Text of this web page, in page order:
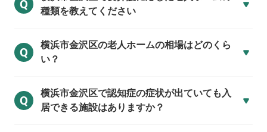
Q
種類を教えてください
Q
横浜市金沢区の老人ホームの相場はどのくら
い？
Q
横浜市金沢区で認知症の症状が出ていても入
居できる施設はありますか？